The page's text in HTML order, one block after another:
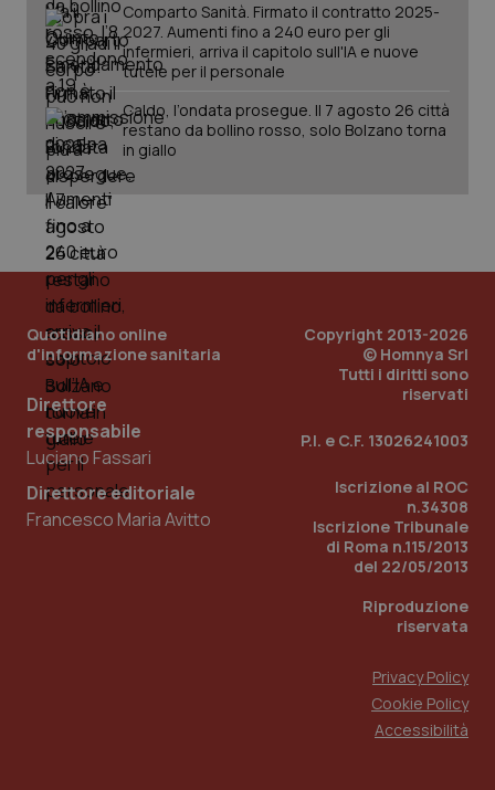
Comparto Sanità. Firmato il contratto 2025-
2027. Aumenti fino a 240 euro per gli
infermieri, arriva il capitolo sull'IA e nuove
tutele per il personale
Caldo, l’ondata prosegue. Il 7 agosto 26 città
restano da bollino rosso, solo Bolzano torna
in giallo
Quotidiano online
d'informazione sanitaria
Direttore
responsabile
Luciano Fassari
Direttore editoriale
Francesco Maria Avitto
Copyright 2013-2026
© Homnya Srl
Tutti i diritti sono
riservati
P.I. e C.F. 13026241003
Iscrizione al ROC
n.34308
Iscrizione Tribunale
di Roma n.115/2013
del 22/05/2013
Riproduzione
riservata
Privacy Policy
Cookie Policy
Accessibilità
PHPSESSID
PHP.net
www.quotidianosanita.it
.quotidianosanita.it
1